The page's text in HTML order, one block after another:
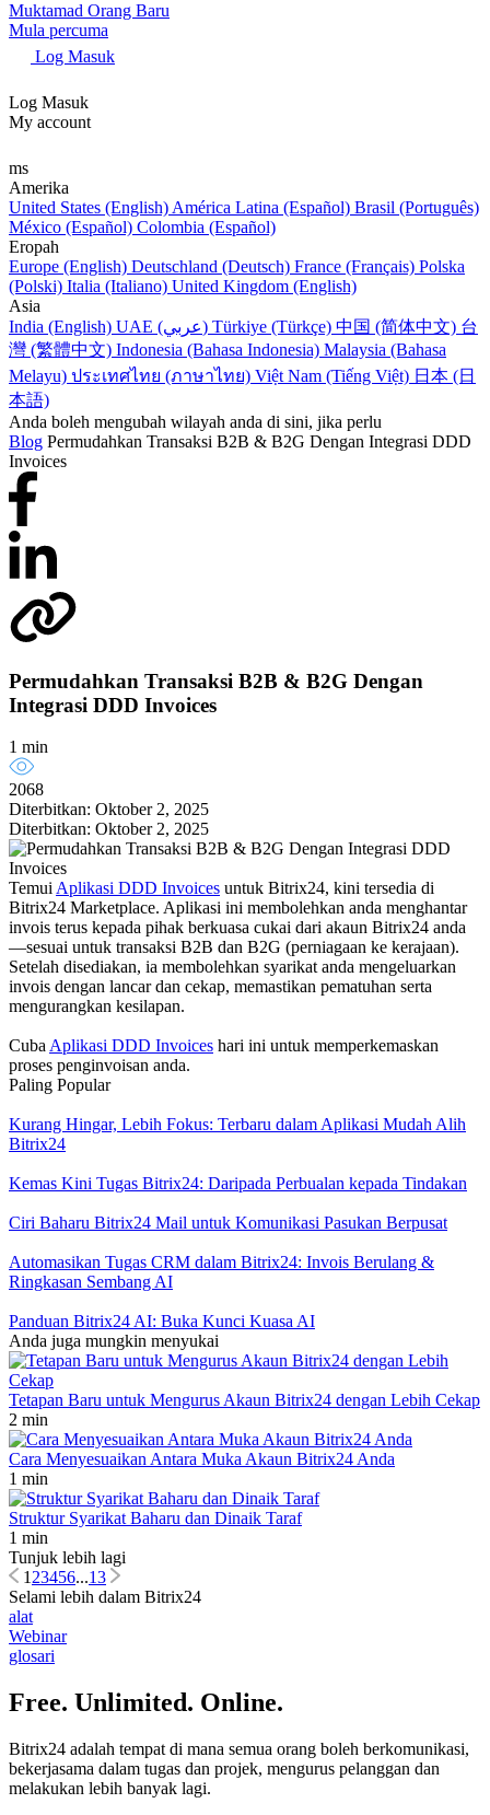
Muktamad Orang Baru
Mula percuma
Log Masuk
Log Masuk
My account
ms
Amerika
United States (English) América Latina (Español) Brasil (Português)
México (Español) Colombia (Español)
Eropah
Europe (English) Deutschland (Deutsch) France (Français) Polska
(Polski) Italia (Italiano) United Kingdom (English)
Asia
India (English)
UAE (عربي) Türkiye (Türkçe) 中国 (简体中文) 台
灣 (繁體中文) Indonesia (Bahasa Indonesia) Malaysia (Bahasa
Melayu) ประเทศไทย (ภาษาไทย) Việt Nam (Tiếng Việt) 日本 (日
本語)
Anda boleh mengubah wilayah anda di sini, jika perlu
Blog Permudahkan Transaksi B2B & B2G Dengan Integrasi DDD
Invoices
Permudahkan Transaksi B2B & B2G Dengan
Integrasi DDD Invoices
1 min
2068
Diterbitkan: Oktober 2, 2025
Diterbitkan: Oktober 2, 2025
TemuiAplikasi DDD Invoices untuk Bitrix24, kini tersedia di
Bitrix24 Marketplace. Aplikasi ini membolehkan anda menghantar
invois terus kepada pihak berkuasa cukai dari akaun Bitrix24 anda
—sesuai untuk transaksi B2B dan B2G (perniagaan ke kerajaan).
Setelah disediakan, ia membolehkan syarikat anda mengeluarkan
invois dengan lancar dan cekap, memastikan pematuhan serta
mengurangkan kesilapan.
CubaAplikasi DDD Invoices hari ini untuk memperkemaskan
proses penginvoisan anda.
Paling Popular
Kurang Hingar, Lebih Fokus: Terbaru dalam Aplikasi Mudah Alih
Bitrix24
Kemas Kini Tugas Bitrix24: Daripada Perbualan kepada Tindakan
Ciri Baharu Bitrix24 Mail untuk Komunikasi Pasukan Berpusat
Automasikan Tugas CRM dalam Bitrix24: Invois Berulang &
Ringkasan Sembang AI
Panduan Bitrix24 AI: Buka Kunci Kuasa AI
Anda juga mungkin menyukai
Tetapan Baru untuk Mengurus Akaun Bitrix24 dengan Lebih Cekap
2 min
Cara Menyesuaikan Antara Muka Akaun Bitrix24 Anda
1 min
Struktur Syarikat Baharu dan Dinaik Taraf
1 min
Tunjuk lebih lagi
123456...13
Selami lebih dalam Bitrix24
alat
Webinar
glosari
Free. Unlimited. Online.
Bitrix24 adalah tempat di mana semua orang boleh berkomunikasi,
bekerjasama dalam tugas dan projek, mengurus pelanggan dan
melakukan lebih banyak lagi.